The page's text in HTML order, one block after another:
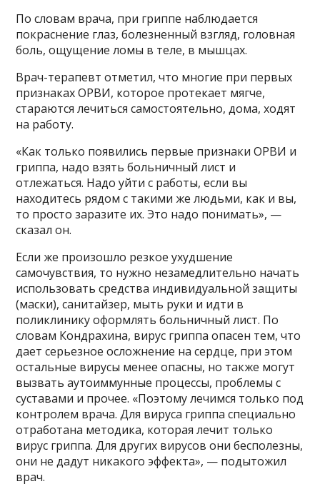
По словам врача, при гриппе наблюдается
покраснение глаз, болезненный взгляд, головная
боль, ощущение ломы в теле, в мышцах.
Врач-терапевт отметил, что многие при первых
признаках ОРВИ, которое протекает мягче,
стараются лечиться самостоятельно, дома, ходят
на работу.
«Как только появились первые признаки ОРВИ и
гриппа, надо взять больничный лист и
отлежаться. Надо уйти с работы, если вы
находитесь рядом с такими же людьми, как и вы,
то просто заразите их. Это надо понимать», —
сказал он.
Если же произошло резкое ухудшение
самочувствия, то нужно незамедлительно начать
использовать средства индивидуальной защиты
(маски), санитайзер, мыть руки и идти в
поликлинику оформлять больничный лист. По
словам Кондрахина, вирус гриппа опасен тем, что
дает серьезное осложнение на сердце, при этом
остальные вирусы менее опасны, но также могут
вызвать аутоиммунные процессы, проблемы с
суставами и прочее. «Поэтому лечимся только под
контролем врача. Для вируса гриппа специально
отработана методика, которая лечит только
вирус гриппа. Для других вирусов они бесполезны,
они не дадут никакого эффекта», — подытожил
врач.